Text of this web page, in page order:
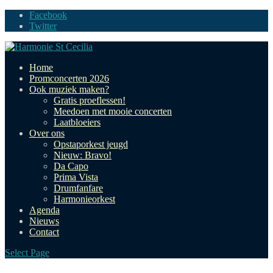
Facebook
Twitter
Home
Promconcerten 2026
Ook muziek maken?
Gratis proeflessen!
Meedoen met mooie concerten
Laatbloeiers
Over ons
Opstaporkest jeugd
Nieuw: Bravo!
Da Capo
Prima Vista
Drumfanfare
Harmonieorkest
Agenda
Nieuws
Contact
Select Page